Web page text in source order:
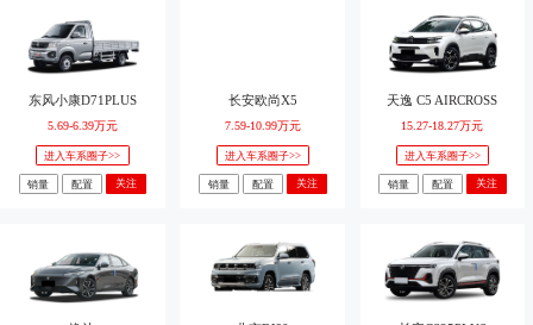
东风小康D71PLUS
5.69-6.39万元
进入车系圈子>>
销量 配置 关注
长安欧尚X5
7.59-10.99万元
进入车系圈子>>
销量 配置 关注
天逸 C5 AIRCROSS
15.27-18.27万元
进入车系圈子>>
销量 配置 关注